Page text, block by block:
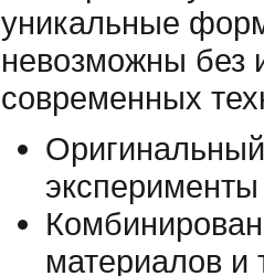
уникальные
невозможны без
современных
материалов и